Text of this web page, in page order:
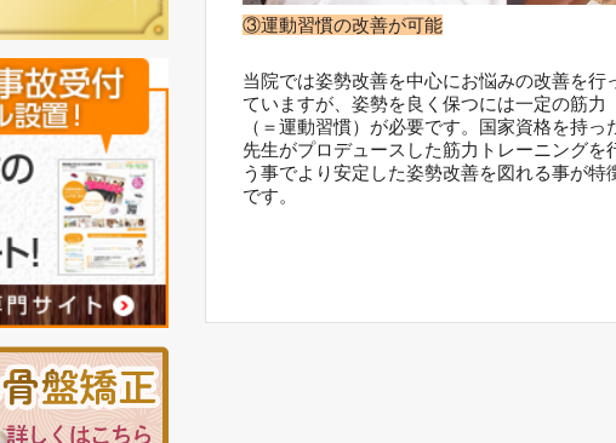
③運動習慣の改善が可能
当院では姿勢改善を中心にお悩みの改善を行
ていますが、姿勢を良く保つには一定の筋力
（＝運動習慣）が必要です。国家資格を持っ
先生がプロデュースした筋力トレーニングを
う事でより安定した姿勢改善を図れる事が特
です。